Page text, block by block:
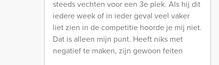
steeds vechten voor een 3e plek. Als hij dit
iedere week of in ieder geval veel vaker
liet zien in de competitie hoorde je mij niet.
Dat is alleen mijn punt. Heeft niks met
negatief te maken, zijn gewoon feiten